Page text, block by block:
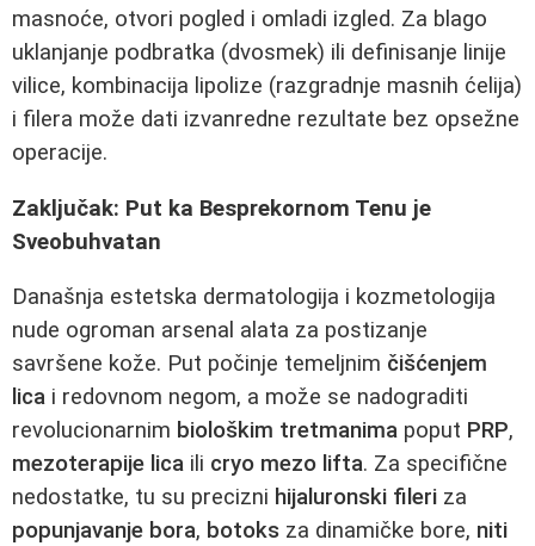
masnoće, otvori pogled i omladi izgled. Za blago
uklanjanje podbratka (dvosmek) ili definisanje linije
vilice, kombinacija lipolize (razgradnje masnih ćelija)
i filera može dati izvanredne rezultate bez opsežne
operacije.
Zaključak: Put ka Besprekornom Tenu je
Sveobuhvatan
Današnja estetska dermatologija i kozmetologija
nude ogroman arsenal alata za postizanje
savršene kože. Put počinje temeljnim čišćenjem
lica i redovnom negom, a može se nadograditi
revolucionarnim biološkim tretmanima poput PRP,
mezoterapije lica ili cryo mezo lifta. Za specifične
nedostatke, tu su precizni hijaluronski fileri za
popunjavanje bora, botoks za dinamičke bore, niti